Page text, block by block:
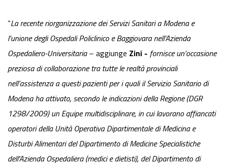
“La recente riorganizzazione dei Servizi Sanitari a Modena e
l’unione degli Ospedali Policlinico e Baggiovara nell’Azienda
Ospedaliero-Universitaria– aggiunge Zini - fornisce un’occasione
preziosa di collaborazione tra tutte le realtà provinciali
nell’assistenza a questi pazienti per i quali il Servizio Sanitario di
Modena ha attivato, secondo le indicazioni della Regione (DGR
1298/2009) un Equipe multidisciplinare, in cui lavorano affiancati
operatori della Unità Operativa Dipartimentale di Medicina e
Disturbi Alimentari del Dipartimento di Medicine Specialistiche
dell'Azienda Ospedaliera (medici e dietisti), del Dipartimento di